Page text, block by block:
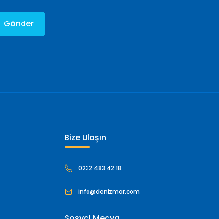
Gönder
Bize Ulaşın
0232 483 42 18
info@denizmar.com